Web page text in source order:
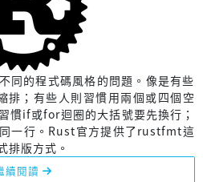
同的程式碼風格的問題。像是有些
排；有些人則習慣用兩個或四個空
慣if或for迴圈的大括號要先換行；
一行。Rust官方提供了rustfmt這
排版方式。
續閱讀